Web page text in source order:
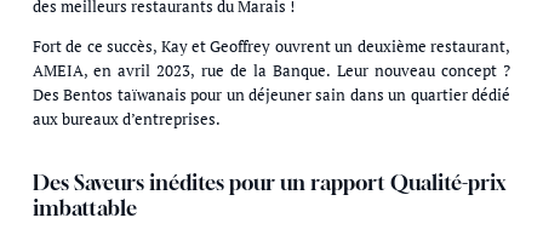
des meilleurs restaurants du Marais !
Fort de ce succès, Kay et Geoffrey ouvrent un deuxième restaurant,
AMEIA, en avril 2023, rue de la Banque. Leur nouveau concept ?
Des Bentos taïwanais pour un déjeuner sain dans un quartier dédié
aux bureaux d’entreprises.
Des Saveurs inédites pour un rapport Qualité-prix
imbattable